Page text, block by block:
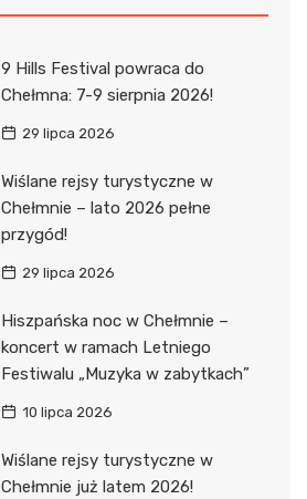
9 Hills Festival powraca do
Chełmna: 7-9 sierpnia 2026!
29 lipca 2026
Wiślane rejsy turystyczne w
Chełmnie – lato 2026 pełne
przygód!
29 lipca 2026
Hiszpańska noc w Chełmnie –
koncert w ramach Letniego
Festiwalu „Muzyka w zabytkach”
10 lipca 2026
Wiślane rejsy turystyczne w
Chełmnie już latem 2026!